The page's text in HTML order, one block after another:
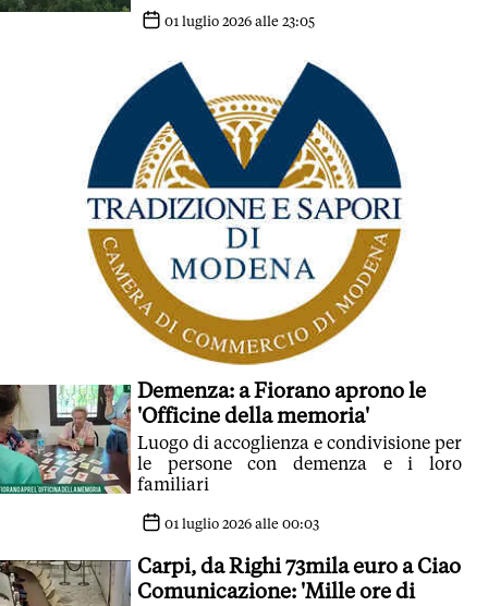
01 luglio 2026 alle 23:05
Demenza: a Fiorano aprono le
'Officine della memoria'
Luogo di accoglienza e condivisione per
le persone con demenza e i loro
familiari
01 luglio 2026 alle 00:03
Carpi, da Righi 73mila euro a Ciao
Comunicazione: 'Mille ore di